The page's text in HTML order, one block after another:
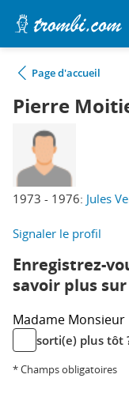
Page d'accueil
Pierre
1973 - 1976: Jules
Signaler le profil
Enregistrez-
savoir plus
Madame Monsieur
sorti(e) plus tôt
* Champs obligatoires